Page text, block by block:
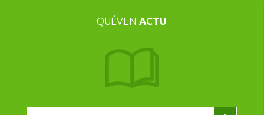
QUÉVEN ACTU